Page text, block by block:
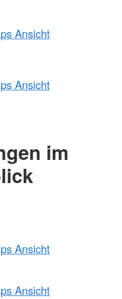
Ansicht
Ansicht
im
Ansicht
Ansicht